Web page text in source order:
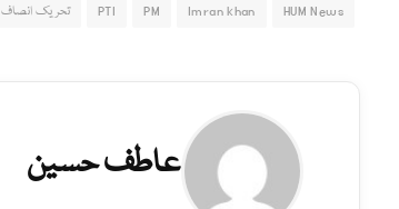
HUM News
Imran khan
PM
PTI تحریک انصاف
عاطف حسین